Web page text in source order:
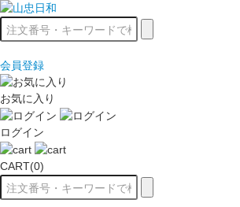
会員登録
お気に入り
ログイン
CART(0)